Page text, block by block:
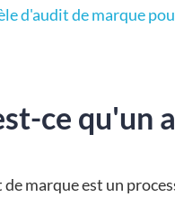
d'audit de marque
ce qu'un
de marque est un